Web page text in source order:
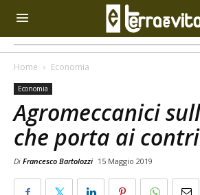
Home Economia
Economia
Agromeccanici
che porta ai
Di Francesco Bartolozzi 15 Maggio 2019